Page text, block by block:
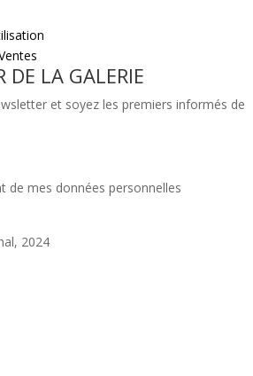
DE LA GALERIE
et soyez les premiers informés de
de mes données personnelles
2024